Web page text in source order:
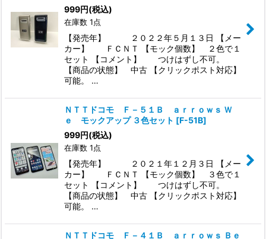
999円(税込)
在庫数 1点
【発売年】 ２０２２年５月１３日 【メー
カー】 ＦＣＮＴ 【モック個数】 ２色で１
セット 【コメント】 つけはずし不可。
【商品の状態】 中古 【クリックポスト対応】
可能。 …
ＮＴＴドコモ Ｆ－５１Ｂ ａｒｒｏｗｓ Ｗ
ｅ モックアップ ３色セット [F-51B]
999円(税込)
在庫数 1点
【発売年】 ２０２１年１２月３日 【メー
カー】 ＦＣＮＴ 【モック個数】 ３色で１
セット 【コメント】 つけはずし不可。
【商品の状態】 中古 【クリックポスト対応】
可能。 …
ＮＴＴドコモ Ｆ－４１Ｂ ａｒｒｏｗｓ Ｂｅ